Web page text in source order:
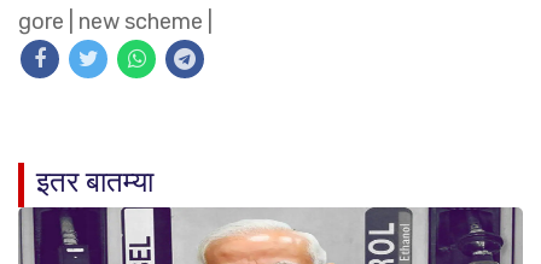
gore
new scheme
इतर बातम्या